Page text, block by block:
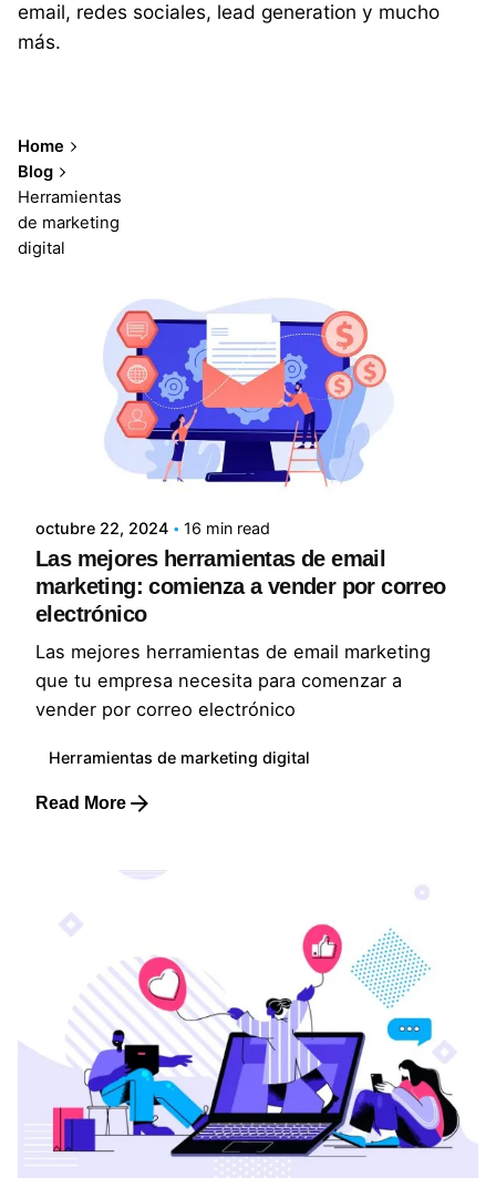
email, redes sociales, lead generation y mucho
más.
Home
Blog
Herramientas
de marketing
digital
Posted by
Lluvia Digital
octubre 22, 2024 16 min read
Las mejores herramientas de email
marketing: comienza a vender por correo
electrónico
Las mejores herramientas de email marketing
que tu empresa necesita para comenzar a
vender por correo electrónico
Herramientas de marketing digital
Read More
Posted by
Lluvia Digital